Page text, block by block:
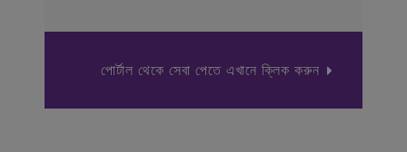
পোর্টাল থেকে সেবা পেতে এখানে ক্লিক করুন